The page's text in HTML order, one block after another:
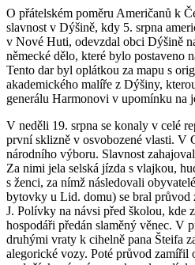
O přátelském poměru Američanů k
slavnost v Dýšině, kdy 5. srpna
v Nové Huti, odevzdal obci Dýšině
německé dělo, které bylo postaveno
Tento dar byl oplátkou za mapu s
akademického malíře z Dýšiny,
generálu Harmonovi v upomínku na
V neděli 19. srpna se konaly v celé
první sklizně v osvobozené vlasti. V
národního výboru. Slavnost
Za nimi jela selská jízda s vlajkou,
s ženci, za nímž následovali
bytovky u Lid. domu) se bral průvod
J. Polívky na návsi před školou, kde
hospodáři předán slaměný věnec. V
druhými vraty k cihelně pana Šteifa
alegorické vozy. Poté průvod zamířil